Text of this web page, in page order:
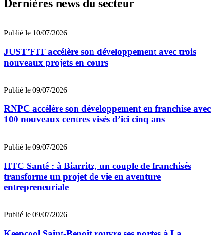
Dernières news du secteur
Publié le 10/07/2026
JUST’FIT accélère son développement avec trois
nouveaux projets en cours
Publié le 09/07/2026
RNPC accélère son développement en franchise avec
100 nouveaux centres visés d’ici cinq ans
Publié le 09/07/2026
HTC Santé : à Biarritz, un couple de franchisés
transforme un projet de vie en aventure
entrepreneuriale
Publié le 09/07/2026